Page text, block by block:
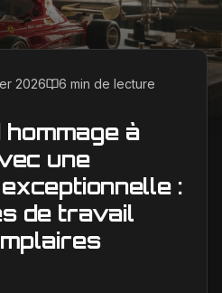
2026 6 min de lecture
à
une
:
de travail